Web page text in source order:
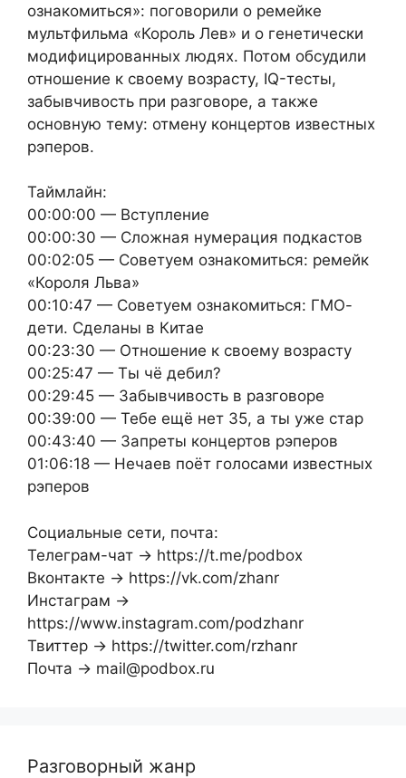
ознакомиться»: поговорили о ремейке
мультфильма «Король Лев» и о генетически
модифицированных людях. Потом обсудили
отношение к своему возрасту, IQ-тесты,
забывчивость при разговоре, а также
основную тему: отмену концертов известных
рэперов.
Таймлайн:
00:00:00 — Вступление
00:00:30 — Сложная нумерация подкастов
00:02:05 — Советуем ознакомиться: ремейк
«Короля Льва»
00:10:47 — Советуем ознакомиться: ГМО-
дети. Сделаны в Китае
00:23:30 — Отношение к своему возрасту
00:25:47 — Ты чё дебил?
00:29:45 — Забывчивость в разговоре
00:39:00 — Тебе ещё нет 35, а ты уже стар
00:43:40 — Запреты концертов рэперов
01:06:18 — Нечаев поёт голосами известных
рэперов
Социальные сети, почта:
Телеграм-чат → https://t.me/podbox
Вконтакте → https://vk.com/zhanr
Инстаграм →
https://www.instagram.com/podzhanr
Твиттер → https://twitter.com/rzhanr
Почта → mail@podbox.ru
Разговорный жанр